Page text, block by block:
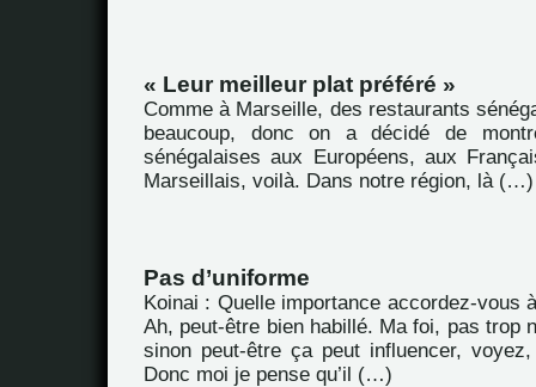
« Leur meilleur plat préféré »
Comme à Marseille, des restaurants
beaucoup, donc on a décidé de
sénégalaises aux Européens, aux
Marseillais, voilà. Dans notre région, là (…)
Pas d’uniforme
Koinai : Quelle importance accordez-vous
Ah, peut-être bien habillé. Ma foi, pas trop
sinon peut-être ça peut influencer,
Donc moi je pense qu’il (…)